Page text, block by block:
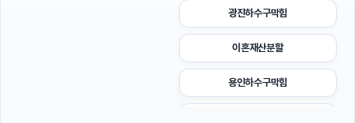
광진하수구막힘
이혼재산분할
용인하수구막힘